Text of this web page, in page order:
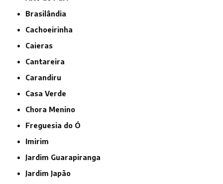
Brasilândia
Cachoeirinha
Caieras
Cantareira
Carandiru
Casa Verde
Chora Menino
Freguesia do Ó
Imirim
Jardim Guarapiranga
Jardim Japão